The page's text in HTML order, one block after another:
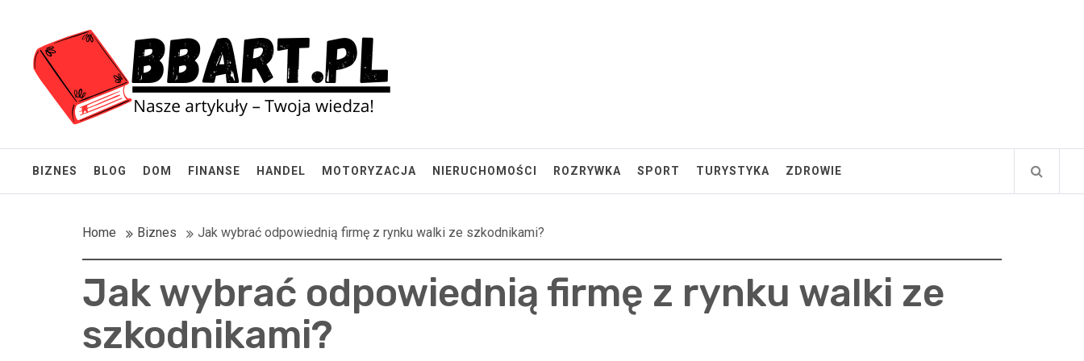
contentBBart.pl
BIZNES BLOG DOM FINANSE HANDEL MOTORYZACJA NIERUCHOMOŚCI ROZRYWKA SPORT TURYSTYKA ZDROWIE
Home Biznes Jak wybrać odpowiednią firmę z rynku walki ze szkodnikami?
Jak wybrać odpowiednią firmę z rynku walki ze
szkodnikami?